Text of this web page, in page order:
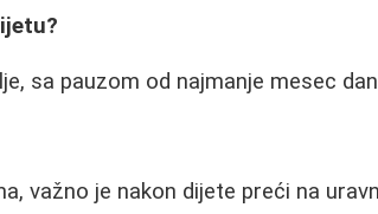
sa pauzom od najmanje mesec
važno je nakon dijete preći na